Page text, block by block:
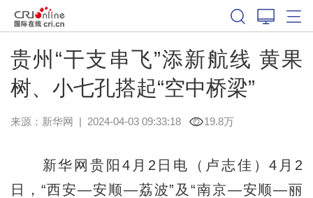
贵州“干支串飞”添新航线 黄果
树、小七孔搭起“空中桥梁”
来源： 新华网 | 2024-04-03 09:33:18 19.8万
新华网贵阳4月2日电（卢志佳）4月2
日，“西安—安顺—荔波”及“南京—安顺—丽